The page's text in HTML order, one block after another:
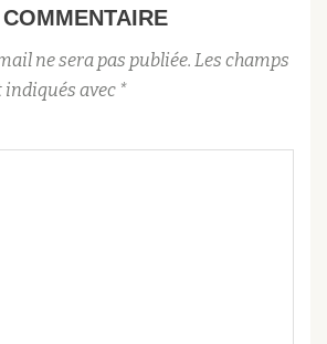
ne sera pas publiée. Les champs
avec *